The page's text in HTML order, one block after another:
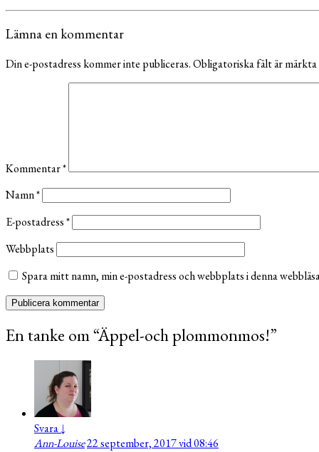
Lämna en kommentar
Din e-postadress kommer inte publiceras.Obligatoriska fält är märkta
Kommentar*
Namn*
E-postadress*
Webbplats
Spara mitt namn, min e-postadress och webbplats i denna
En tanke om “Äppel-och plommonmos!”
Svara↓
Ann-Louise22 september, 2017 vid 08:46